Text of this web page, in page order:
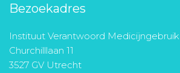
Bezoekadres
Instituut Verantwoord Medicijngebruik
Churchilllaan 11
3527 GV Utrecht